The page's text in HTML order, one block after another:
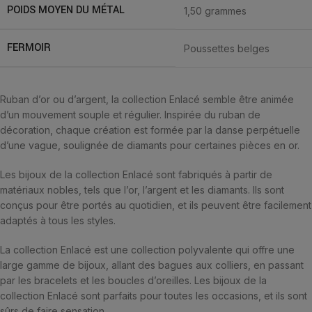
POIDS MOYEN DU MÉTAL 1,50 grammes
FERMOIR Poussettes belges
Ruban d’or ou d’argent, la collection Enlacé semble être animée
d’un mouvement souple et régulier. Inspirée du ruban de
décoration, chaque création est formée par la danse perpétuelle
d’une vague, soulignée de diamants pour certaines pièces en or.
Les bijoux de la collection Enlacé sont fabriqués à partir de
matériaux nobles, tels que l’or, l’argent et les diamants. Ils sont
conçus pour être portés au quotidien, et ils peuvent être facilement
adaptés à tous les styles.
La collection Enlacé est une collection polyvalente qui offre une
large gamme de bijoux, allant des bagues aux colliers, en passant
par les bracelets et les boucles d’oreilles. Les bijoux de la
collection Enlacé sont parfaits pour toutes les occasions, et ils sont